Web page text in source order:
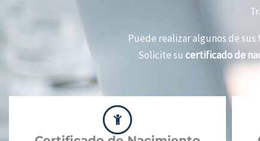
Puede realizar algunos de sus
Solicite su certificado de